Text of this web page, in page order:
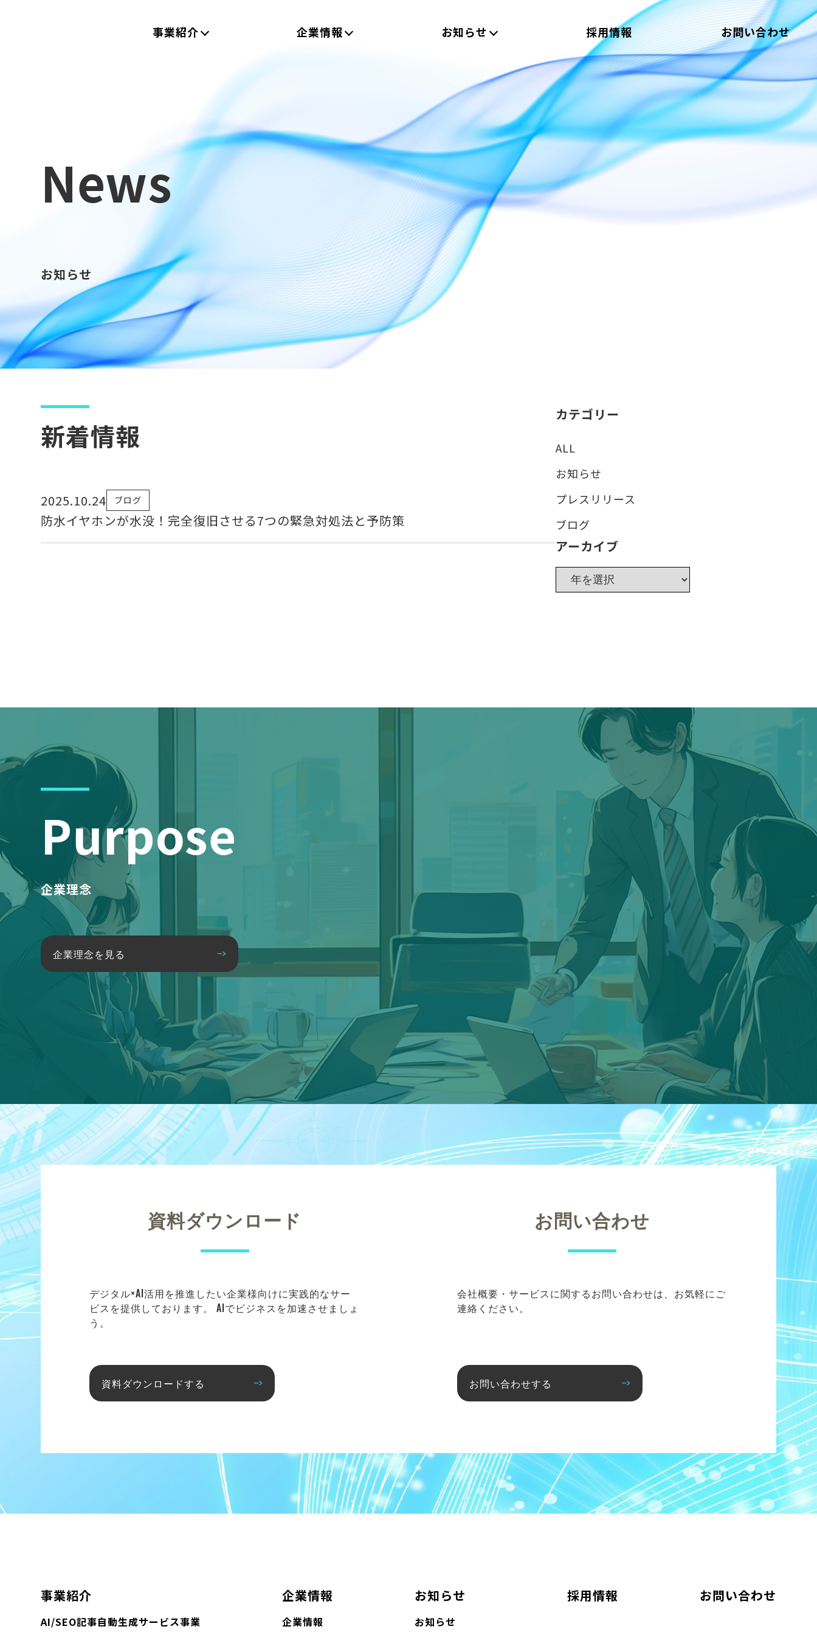
事業紹介 企業情報 お知らせ 採用情報 お問い合わせ
News
お知らせ
新着情報
2025.10.24 ブログ
防水イヤホンが水没！完全復旧させる7つの緊急対処法と予防策
カテゴリー
ALL
お知らせ
プレスリリース
ブログ
アーカイブ
Purpose
企業理念
企業理念を見る
資料ダウンロード
デジタル×AI活用を推進したい企業様向けに実践的なサー
ビスを提供しております。 AIでビジネスを加速させましょ
う。
資料ダウンロードする
お問い合わせ
会社概要・サービスに関するお問い合わせは、お気軽にご
連絡ください。
お問い合わせする
事業紹介
AI/SEO記事自動生成サービス事業
企業情報
企業情報
お知らせ
お知らせ
採用情報 お問い合わせ